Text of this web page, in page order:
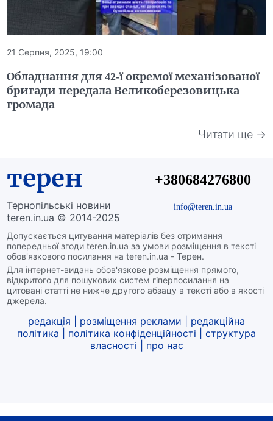
21 Серпня, 2025, 19:00
Обладнання для 42-ї окремої механізованої
бригади передала Великоберезовицька
громада
Читати ще →
терен
Тернопільські новини
teren.in.ua © 2014-2025
Допускається цитування матеріалів без отримання
попередньої згоди teren.in.ua за умови розміщення в тексті
обов'язкового посилання на teren.in.ua - Терен.
Для інтернет-видань обов'язкове розміщення прямого,
відкритого для пошукових систем гіперпосилання на
цитовані статті не нижче другого абзацу в тексті або в якості
джерела.
+380684276800
info@teren.in.ua
редакція розміщення реклами
редакційна
політика
політика конфіденційності
структура
власності
про нас